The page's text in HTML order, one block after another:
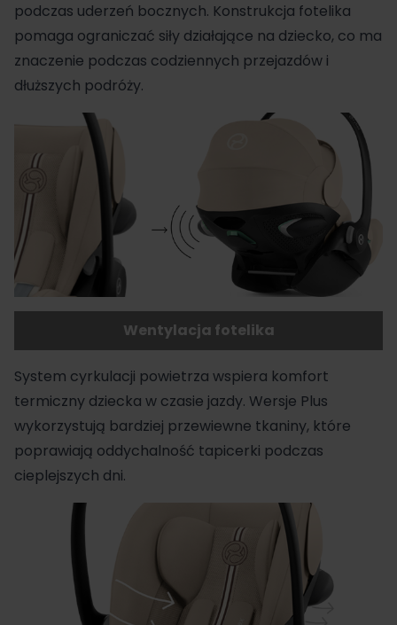
podczas uderzeń bocznych. Konstrukcja fotelika
pomaga ograniczać siły działające na dziecko, co ma
znaczenie podczas codziennych przejazdów i
dłuższych podróży.
Wentylacja fotelika
System cyrkulacji powietrza wspiera komfort
termiczny dziecka w czasie jazdy. Wersje Plus
wykorzystują bardziej przewiewne tkaniny, które
poprawiają oddychalność tapicerki podczas
cieplejszych dni.